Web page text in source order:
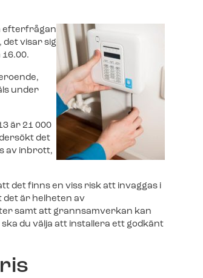
i vår
i vår
Fler nyheter
efterfrågan
det visar sig
under
är 21 000
det
av inbrott,
det finns en viss risk att invaggas i
det är helheten av
samt att grannsamverkan kan
du välja att installera ett godkänt